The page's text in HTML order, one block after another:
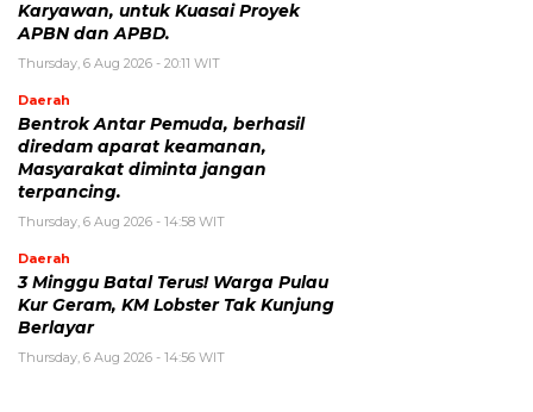
Karyawan, untuk Kuasai Proyek
APBN dan APBD.
Thursday, 6 Aug 2026 - 20:11 WIT
Daerah
Bentrok Antar Pemuda, berhasil
diredam aparat keamanan,
Masyarakat diminta jangan
terpancing.
Thursday, 6 Aug 2026 - 14:58 WIT
Daerah
3 Minggu Batal Terus! Warga Pulau
Kur Geram, KM Lobster Tak Kunjung
Berlayar
Thursday, 6 Aug 2026 - 14:56 WIT